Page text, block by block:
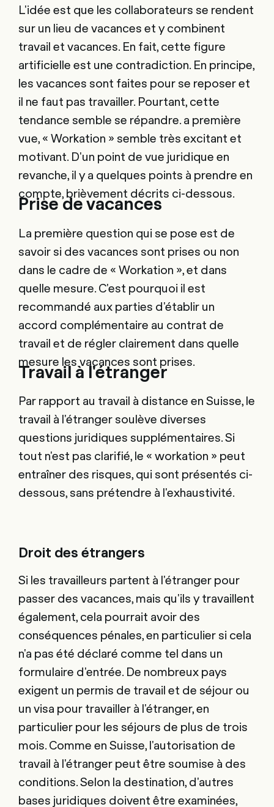
L'idée est que les collaborateurs se rendent
sur un lieu de vacances et y combinent
travail et vacances. En fait, cette figure
artificielle est une contradiction. En principe,
les vacances sont faites pour se reposer et
il ne faut pas travailler. Pourtant, cette
tendance semble se répandre. a première
vue, « Workation » semble très excitant et
motivant. D'un point de vue juridique en
revanche, il y a quelques points à prendre en
compte, brièvement décrits ci-dessous.
Prise de vacances
La première question qui se pose est de
savoir si des vacances sont prises ou non
dans le cadre de « Workation », et dans
quelle mesure. C'est pourquoi il est
recommandé aux parties d'établir un
accord complémentaire au contrat de
travail et de régler clairement dans quelle
mesure les vacances sont prises.
Travail à l'étranger
Par rapport au travail à distance en Suisse, le
travail à l'étranger soulève diverses
questions juridiques supplémentaires. Si
tout n'est pas clarifié, le « workation » peut
entraîner des risques, qui sont présentés ci-
dessous, sans prétendre à l'exhaustivité.
Droit des étrangers
Si les travailleurs partent à l'étranger pour
passer des vacances, mais qu'ils y travaillent
également, cela pourrait avoir des
conséquences pénales, en particulier si cela
n'a pas été déclaré comme tel dans un
formulaire d'entrée. De nombreux pays
exigent un permis de travail et de séjour ou
un visa pour travailler à l'étranger, en
particulier pour les séjours de plus de trois
mois. Comme en Suisse, l'autorisation de
travail à l'étranger peut être soumise à des
conditions. Selon la destination, d'autres
bases juridiques doivent être examinées,